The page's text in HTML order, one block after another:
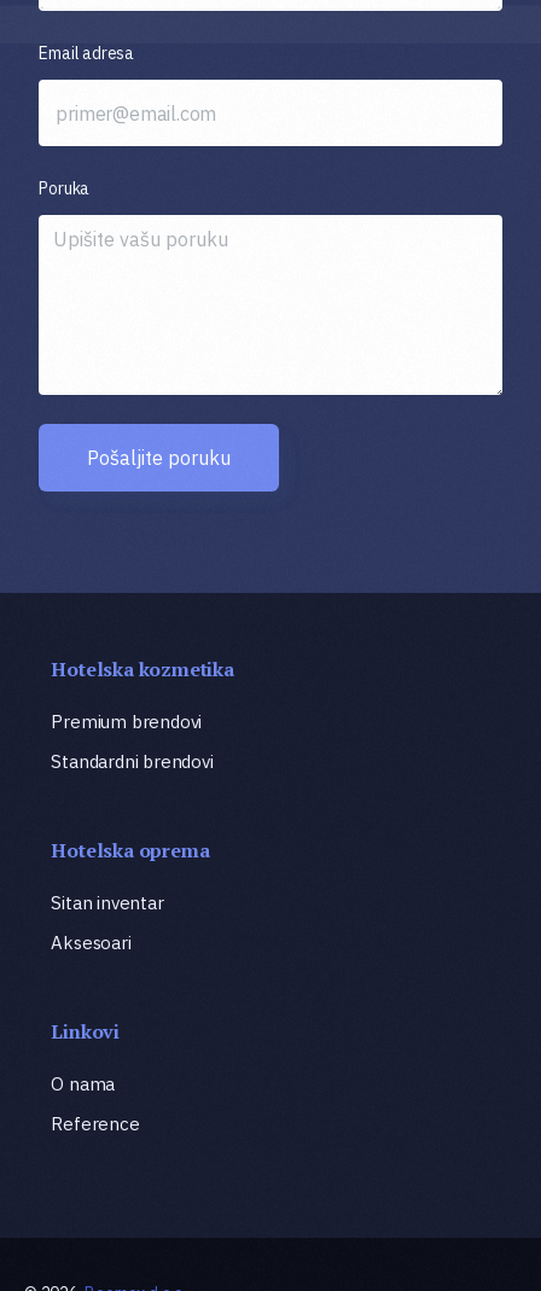
Email adresa
Poruka
Pošaljite poruku
Hotelska kozmetika
Premium brendovi
Standardni brendovi
Hotelska oprema
Sitan inventar
Aksesoari
Linkovi
O nama
Reference